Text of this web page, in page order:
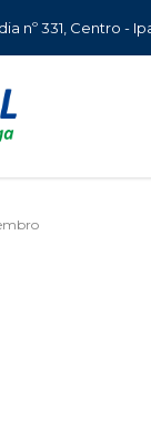
nº 331, Centro -